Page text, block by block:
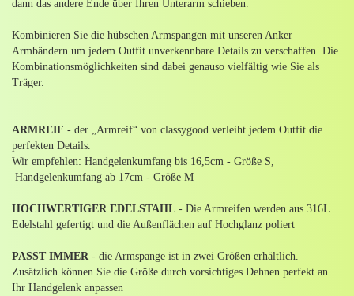
dann das andere Ende über Ihren Unterarm schieben.
Kombinieren Sie die hübschen Armspangen mit unseren Anker
Armbändern um jedem Outfit unverkennbare Details zu verschaffen. Die
Kombinationsmöglichkeiten sind dabei genauso vielfältig wie Sie als
Träger.
ARMREIF - der „Armreif“ von classygood verleiht jedem Outfit die
perfekten Details.
Wir empfehlen: Handgelenkumfang bis 16,5cm - Größe S,
Handgelenkumfang ab 17cm - Größe M
HOCHWERTIGER EDELSTAHL - Die Armreifen werden aus 316L
Edelstahl gefertigt und die Außenflächen auf Hochglanz poliert
PASST IMMER - die Armspange ist in zwei Größen erhältlich.
Zusätzlich können Sie die Größe durch vorsichtiges Dehnen perfekt an
Ihr Handgelenk anpassen